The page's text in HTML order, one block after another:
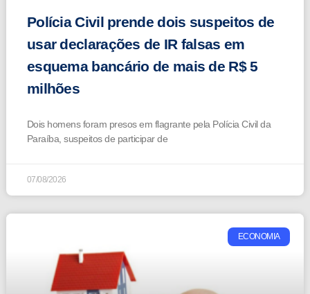
Polícia Civil prende dois suspeitos de
usar declarações de IR falsas em
esquema bancário de mais de R$ 5
milhões
Dois homens foram presos em flagrante pela Polícia Civil da
Paraíba, suspeitos de participar de
07/08/2026
ECONOMIA